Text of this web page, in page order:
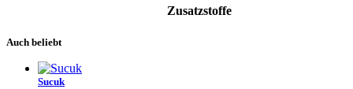
Zusatzstoffe
Auch beliebt
Sucuk